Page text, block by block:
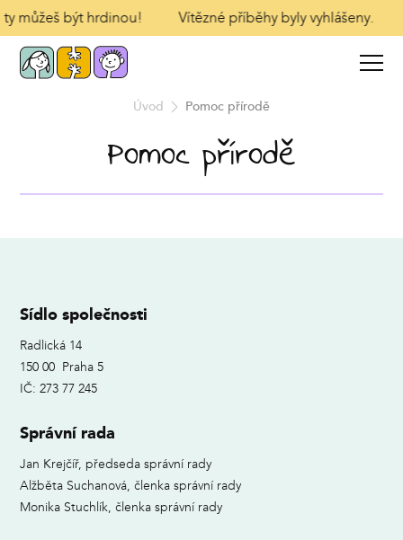
můžeš být hrdinou! Vítězné příběhy byly vyhlášeny.
Úvod Pomoc přírodě
Pomoc přírodě
Sídlo společnosti
Radlická 14
150 00 Praha 5
IČ: 273 77 245
Správní rada
Jan Krejčíř, předseda správní rady
Alžběta Suchanová, členka správní rady
Monika Stuchlík, členka správní rady